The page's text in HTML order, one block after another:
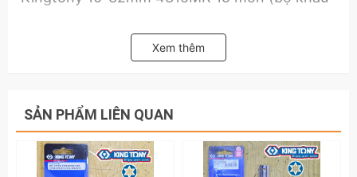
Xem thêm
SẢN PHẨM LIÊN QUAN